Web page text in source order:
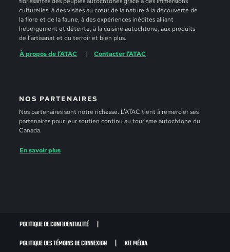
culturelles, à des visites au cœur de la nature à la découverte de
la flore et de la faune, à des expériences inédites alliant
hébergement et détente, à la cuisine autochtone, aux produits
de l’artisanat et du terroir et bien plus.
À propos de l’ATAC
Contacter l’ATAC
NOS PARTENAIRES
Nos partenaires sont notre richesse. L’ATAC tient à remercier ses
partenaires pour leur soutien continu au tourisme autochtone du
Canada.
En savoir plus
POLITIQUE DE CONFIDENTIALITÉ
POLITIQUE DES TÉMOINS DE CONNEXION
KIT MÉDIA